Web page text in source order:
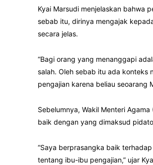
Kyai Marsudi menjelaskan bahwa
sebab itu, dirinya mengajak
secara jelas.
“Bagi orang yang menanggapi
salah. Oleh sebab itu ada konteks
pengajian karena beliau seoarang
Sebelumnya, Wakil Menteri
baik dengan yang dimaksud
“Saya berprasangka baik
tentang ibu-ibu pengajian,” ujar